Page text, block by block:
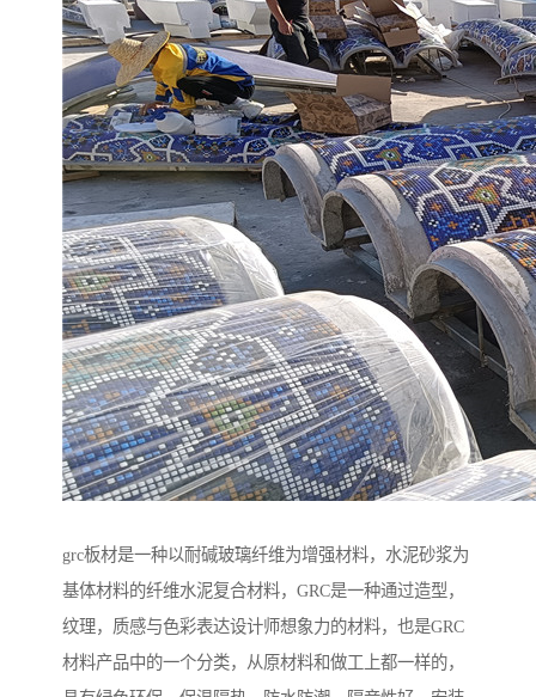
grc板材是一种以耐碱玻璃纤维为增强材料，水泥砂浆为
基体材料的纤维水泥复合材料，GRC是一种通过造型，
纹理，质感与色彩表达设计师想象力的材料，也是GRC
材料产品中的一个分类，从原材料和做工上都一样的，